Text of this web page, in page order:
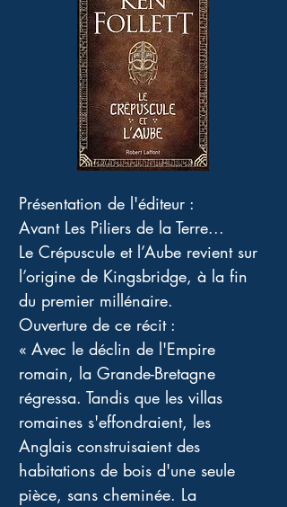
Présentation de l'éditeur :
Avant Les Piliers de la Terre...
Le Crépuscule et l’Aube revient sur
l’origine de Kingsbridge, à la fin
du premier millénaire.
Ouverture de ce récit :
« Avec le déclin de l'Empire
romain, la Grande-Bretagne
régressa. Tandis que les villas
romaines s'effondraient, les
Anglais construisaient des
habitations de bois d'une seule
pièce, sans cheminée. La